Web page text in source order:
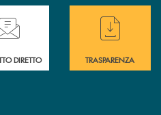
di assistenza immediata ?
DIRETTO
Hai bisogno di
TRASPARENZA